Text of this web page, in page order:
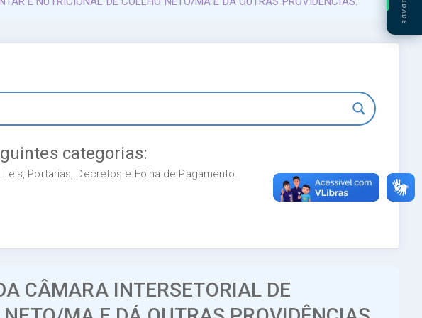
categorias:
Portarias, Decretos e Folha de Pagamento.
CÂMARA INTERSETORIAL DE